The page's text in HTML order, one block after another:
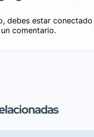
debes estar conectado
comentario.